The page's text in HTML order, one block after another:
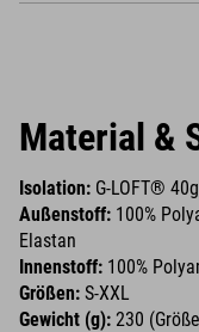
Material &
Isolation: G-LOFT®
Außenstoff: 100%
Elastan
Innenstoff: 100%
Größen: S-XXL
Gewicht (g): 230